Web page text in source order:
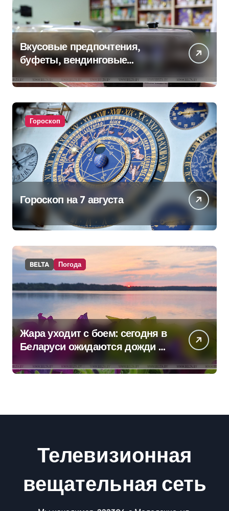
Вкусовые предпочтения,
буфеты, вендинговые
аппараты. Минобразования об
изменениях в школьном
питании
Гороскоп
Гороскоп на 7 августа
BELTA Погода
Жара уходит с боем: сегодня в
Беларуси ожидаются дожди и
грозы
Телевизионная
вещательная сеть